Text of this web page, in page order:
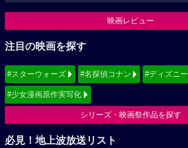
映画レビュー
注目の映画を探す
#スターウォーズ #名探偵コナン #ディズニー
#少女漫画原作実写化
シリーズ・映画祭作品を探す
必見！地上波放送リスト